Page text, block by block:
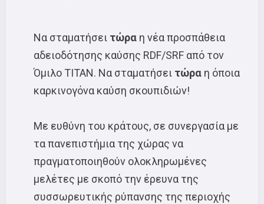
Να σταματήσει τώρα η νέα προσπάθεια
αδειοδότησης καύσης RDF/SRF από τον
Όμιλο ΤΙΤΑΝ. Nα σταματήσει τώρα η όποια
καρκινογόνα καύση σκουπιδιών!
Με ευθύνη του κράτους, σε συνεργασία με
τα πανεπιστήμια της χώρας να
πραγματοποιηθούν ολοκληρωμένες
μελέτες με σκοπό την έρευνα της
συσσωρευτικής ρύπανσης της περιοχής